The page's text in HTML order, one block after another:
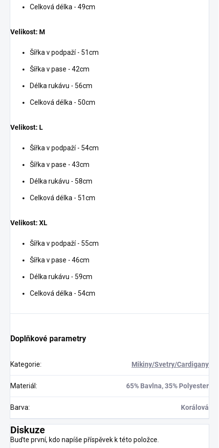
Celková délka - 49cm
Velikost: M
Šířka v podpaží - 51cm
Šířka v pase - 42cm
Délka rukávu - 56cm
Celková délka - 50cm
Velikost: L
Šířka v podpaží - 54cm
Šířka v pase - 43cm
Délka rukávu - 58cm
Celková délka - 51cm
Velikost: XL
Šířka v podpaží - 55cm
Šířka v pase - 46cm
Délka rukávu - 59cm
Celková délka - 54cm
Doplňkové parametry
Kategorie: Mikiny/Svetry/Cardigany
Materiál : 65% Bavlna, 35% Polyester
Barva: Korálová
Diskuze
Buďte první, kdo napíše příspěvek k této položce.